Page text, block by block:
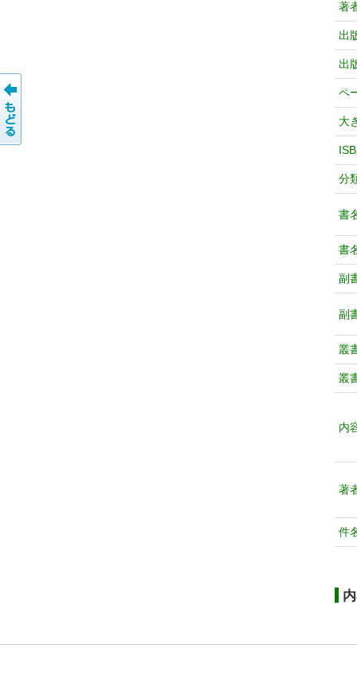
著
出
出
ペ
大
分
書
書
副
副
叢
叢
内
著
件